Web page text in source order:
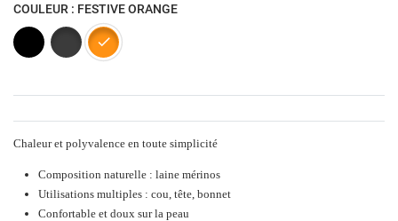
COULEUR : FESTIVE ORANGE
Foggy BlackBright SilverFestive Orange
Chaleur et polyvalence en toute simplicité
Composition naturelle : laine mérinos
Utilisations multiples : cou, tête, bonnet
Confortable et doux sur la peau